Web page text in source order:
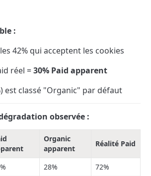
:
42% qui acceptent les cookies
réel = 30% Paid apparent
est classé "Organic" par défaut
observée :
Organic
apparent
Réalité Paid
28%
72%